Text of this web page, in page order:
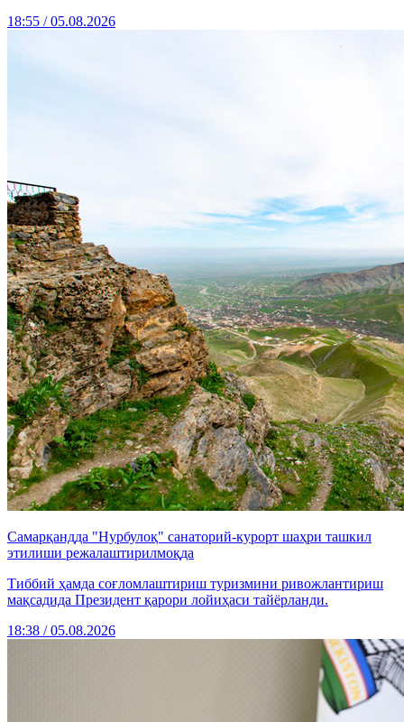
18:55 / 05.08.2026
Самарқандда "Нурбулоқ" санаторий-курорт шаҳри ташкил
этилиши режалаштирилмоқда
Тиббий ҳамда соғломлаштириш туризмини ривожлантириш
мақсадида Президент қарори лойиҳаси тайёрланди.
18:38 / 05.08.2026